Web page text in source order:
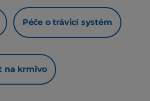
Péče o trávicí systém
na krmivo